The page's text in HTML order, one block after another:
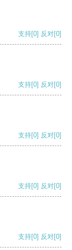
支持[0] 反对[0]
支持[0] 反对[0]
支持[0] 反对[0]
支持[0] 反对[0]
支持[0] 反对[0]